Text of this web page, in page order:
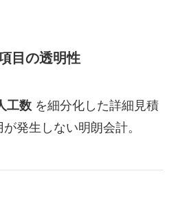
目の透明性
工数を細分化した詳細見積
発生しない明朗会計。